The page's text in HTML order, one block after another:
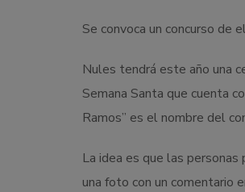
Se convoca un concurso de
Nules tendrá este año una
Semana Santa que cuenta
Ramos” es el nombre del
La idea es que las
una foto con un comentario